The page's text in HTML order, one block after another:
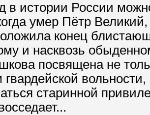
в истории России
умер Пётр
конец
и насквозь
посвящена не
гвардейской
старинной